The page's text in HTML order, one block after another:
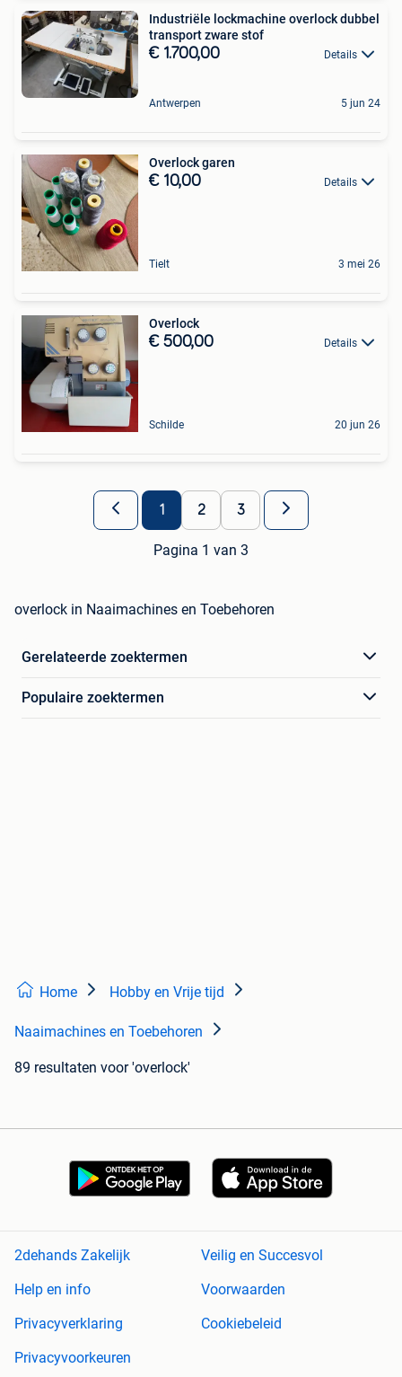
Industriële lockmachine overlock dubbel
transport zware stof
€ 1.700,00 Details
Antwerpen 5 jun 24
Overlock garen
€ 10,00 Details
Tielt 3 mei 26
Overlock
€ 500,00 Details
Schilde 20 jun 26
1 2 3
Pagina 1 van 3
overlock in Naaimachines en Toebehoren
Gerelateerde zoektermen
Populaire zoektermen
Home Hobby en Vrije tijd
Naaimachines en Toebehoren
89 resultaten voor 'overlock'
2dehands Zakelijk
Veilig en Succesvol
Help en info
Voorwaarden
Privacyverklaring
Cookiebeleid
Privacyvoorkeuren